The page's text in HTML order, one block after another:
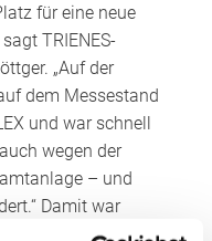
für eine neue
TRIENES-
„Auf der
dem Messestand
und war schnell
wegen der
– und
Damit war
in Deutschland,